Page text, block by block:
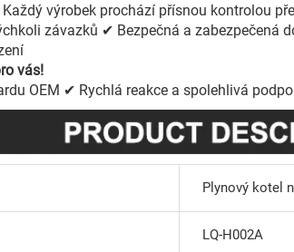
výrobek prochází přísnou kontrolou
závazků ✔ Bezpečná a zabezpečená
vás!
OEM ✔ Rychlá reakce a spolehlivá
Plynový kotel
LQ-H002A